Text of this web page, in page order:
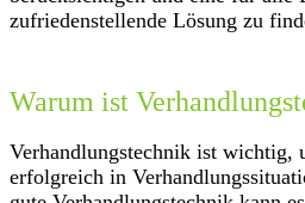
zufriedenstellende Lösung zu
Warum ist
Verhandlungstechnik ist wichtig,
erfolgreich in